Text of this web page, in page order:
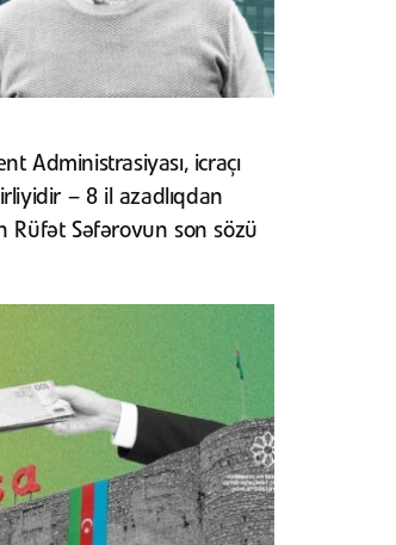
Administrasiyası, icraçı
– 8 il azadlıqdan
Rüfət Səfərovun son sözü